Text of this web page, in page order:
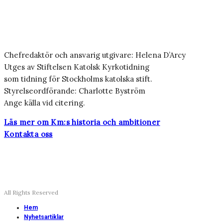
Chefredaktör och ansvarig utgivare: Helena D’Arcy
Utges av Stiftelsen Katolsk Kyrkotidning
som tidning för Stockholms katolska stift.
Styrelseordförande: Charlotte Byström
Ange källa vid citering.
Läs mer om Km:s historia och ambitioner
Kontakta oss
All Rights Reserved
Hem
Nyhetsartiklar